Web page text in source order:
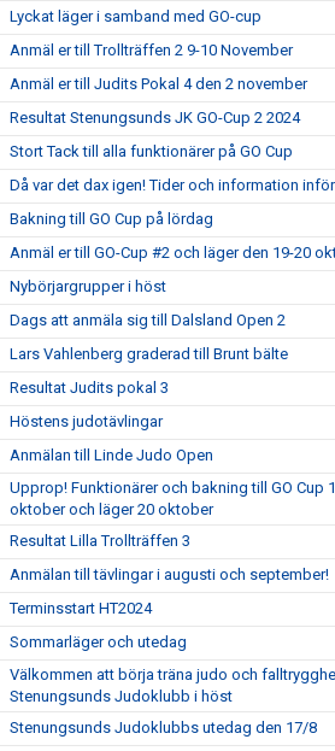
Lyckat läger i samband med GO-cup
Anmäl er till Trollträffen 2 9-10 November
Anmäl er till Judits Pokal 4 den 2 november
Resultat Stenungsunds JK GO-Cup 2 2024
Stort Tack till alla funktionärer på GO Cup
Då var det dax igen! Tider och information inför
Bakning till GO Cup på lördag
Anmäl er till GO-Cup #2 och läger den 19-20
Nybörjargrupper i höst
Dags att anmäla sig till Dalsland Open 2
Lars Vahlenberg graderad till Brunt bälte
Resultat Judits pokal 3
Höstens judotävlingar
Anmälan till Linde Judo Open
Upprop! Funktionärer och bakning till GO Cup
oktober och läger 20 oktober
Resultat Lilla Trollträffen 3
Anmälan till tävlingar i augusti och september!
Terminsstart HT2024
Sommarläger och utedag
Välkommen att börja träna judo och
Stenungsunds Judoklubb i höst
Stenungsunds Judoklubbs utedag den 17/8